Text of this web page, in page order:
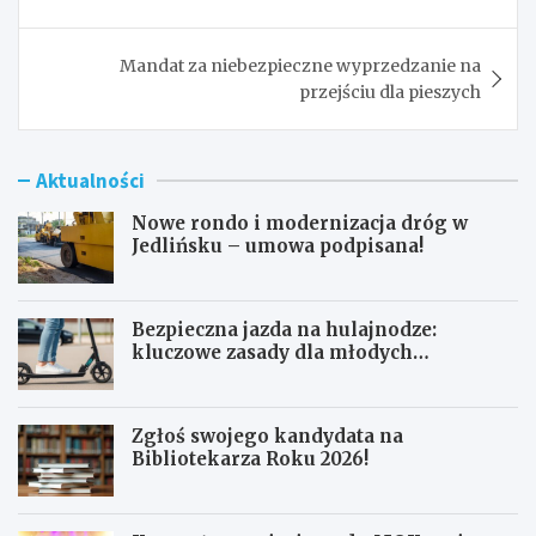
Mandat za niebezpieczne wyprzedzanie na
przejściu dla pieszych
Aktualności
Nowe rondo i modernizacja dróg w
Jedlińsku – umowa podpisana!
Bezpieczna jazda na hulajnodze:
kluczowe zasady dla młodych
Zgłoś swojego kandydata na
Bibliotekarza Roku 2026!